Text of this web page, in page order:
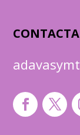
CONTACTA